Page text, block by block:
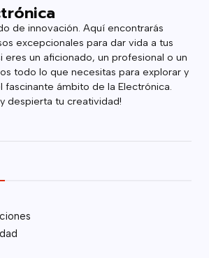
de innovación. Aquí encontrarás
excepcionales para dar vida a tus
eres un aficionado, un profesional o un
todo lo que necesitas para explorar y
fascinante ámbito de la Electrónica.
despierta tu creatividad!